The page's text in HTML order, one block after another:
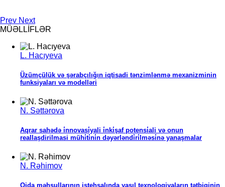
Prev Next
MÜƏLLİFLƏR
L. Hacıyeva
Üzümçülük və şərabçılığın iqtisadi tənzimlənmə mexanizminin
funksiyaları və modelləri
N. Səttərova
Aqrar sahədə i̇nnovasi̇yali i̇nki̇şaf potensi̇ali və onun
reallaşdirilmasi mühi̇ti̇ni̇n dəyərləndi̇ri̇lməsi̇nə yanaşmalar
N. Rəhimov
Qida məhsullarının istehsalında yaşıl texnologiyaların tətbiqinin